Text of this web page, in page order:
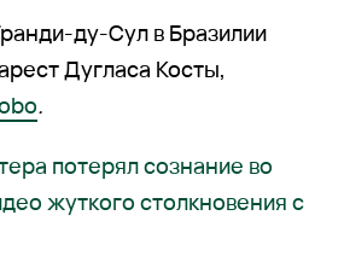
ду-Сул в Бразилии
Дугласа Косты,
.
потерял сознание во
жуткого столкновения с